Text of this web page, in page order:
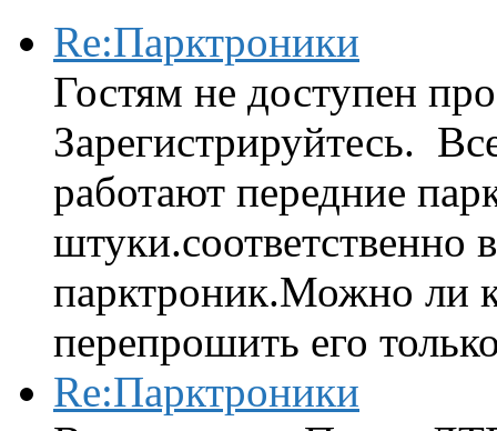
Re:Парктроники
Гостям не доступен
Зарегистрируйтесь.
работают передние
штуки.соответственно
парктроник.Можно ли
перепрошить его
Re:Парктроники